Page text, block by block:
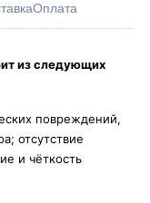
Оплата
из следующих
повреждений,
отсутствие
и чёткость